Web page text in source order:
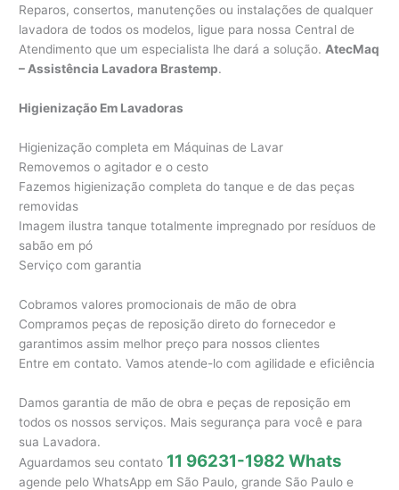
Reparos, consertos, manutenções ou instalações de qualquer
lavadora de todos os modelos, ligue para nossa Central de
Atendimento que um especialista lhe dará a solução.AtecMaq
– Assistência Lavadora Brastemp.
Higienização Em Lavadoras
Higienização completa em Máquinas de Lavar
Removemos o agitador e o cesto
Fazemos higienização completa do tanque e de das peças
removidas
Imagem ilustra tanque totalmente impregnado por resíduos de
sabão em pó
Serviço com garantia
Cobramos valores promocionais de mão de obra
Compramos peças de reposição direto do fornecedor e
garantimos assim melhor preço para nossos clientes
Entre em contato. Vamos atende-lo com agilidade e eficiência
Damos garantia de mão de obra e peças de reposição em
todos os nossos serviços. Mais segurança para você e para
sua Lavadora.
Aguardamos seu contato 11 96231-1982 Whats
agende pelo WhatsApp em São Paulo, grande São Paulo e